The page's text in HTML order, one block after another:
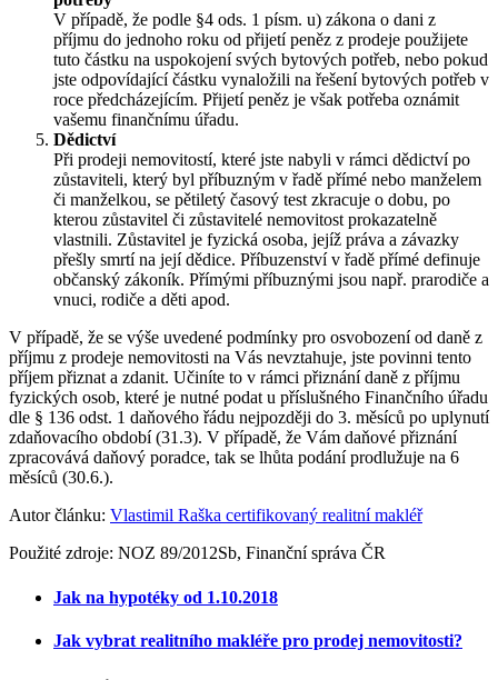
V případě, že podle §4 ods. 1 písm. u) zákona o dani z
příjmu do jednoho roku od přijetí peněz z prodeje použijete
tuto částku na uspokojení svých bytových potřeb, nebo pokud
jste odpovídající částku vynaložili na řešení bytových potřeb v
roce předcházejícím. Přijetí peněz je však potřeba oznámit
vašemu finančnímu úřadu.
Dědictví
Při prodeji nemovitostí, které jste nabyli v rámci dědictví po
zůstaviteli, který byl příbuzným v řadě přímé nebo manželem
či manželkou, se pětiletý časový test zkracuje o dobu, po
kterou zůstavitel či zůstavitelé nemovitost prokazatelně
vlastnili. Zůstavitel je fyzická osoba, jejíž práva a závazky
přešly smrtí na její dědice. Příbuzenství v řadě přímé definuje
občanský zákoník. Přímými příbuznými jsou např. prarodiče a
vnuci, rodiče a děti apod.
V případě, že se výše uvedené podmínky pro osvobození od daně z
příjmu z prodeje nemovitosti na Vás nevztahuje, jste povinni tento
příjem přiznat a zdanit. Učiníte to v rámci přiznání daně z příjmu
fyzických osob, které je nutné podat u příslušného Finančního úřadu
dle § 136 odst. 1 daňového řádu nejpozději do 3. měsíců po uplynutí
zdaňovacího období (31.3). V případě, že Vám daňové přiznání
zpracovává daňový poradce, tak se lhůta podání prodlužuje na 6
měsíců (30.6.).
Autor článku: Vlastimil Raška certifikovaný realitní makléř
Použité zdroje: NOZ 89/2012Sb, Finanční správa ČR
Jak na hypotéky od 1.10.2018
Jak vybrat realitního makléře pro prodej nemovitosti?